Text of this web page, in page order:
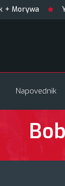
YAWNING
Napovednik